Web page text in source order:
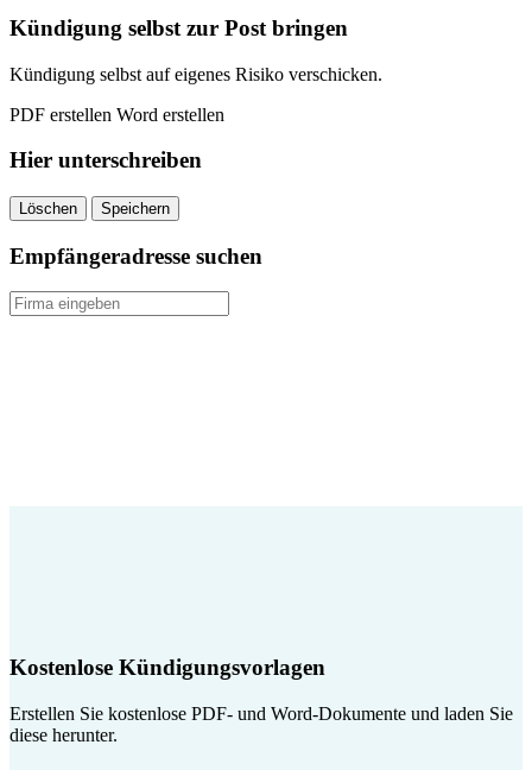
Kündigung selbst zur Post bringen
Kündigung selbst auf eigenes Risiko verschicken.
PDF erstellen Word erstellen
Hier unterschreiben
Löschen Speichern
Empfängeradresse suchen
Kostenlose Kündigungsvorlagen
Erstellen Sie kostenlose PDF- und Word-Dokumente und laden Sie
diese herunter.